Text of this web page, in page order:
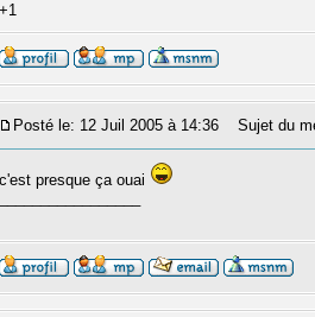
+1
Posté le: 12 Juil 2005 à 14:36 Sujet du
c'est presque ça ouai